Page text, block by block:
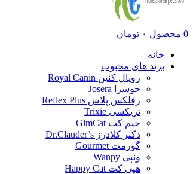
0 محصول ۰ تومان
خانه
برند های محبوب
رویال کنین Royal Canin
جوسرا Josera
رفلکس پلاس Reflex Plus
تریکسی Trixie
جیم کت GimCat
دکتر کلادرز Dr.Clauder’s
گورمت Gourmet
ونپی Wanpy
هپی کت Happy Cat